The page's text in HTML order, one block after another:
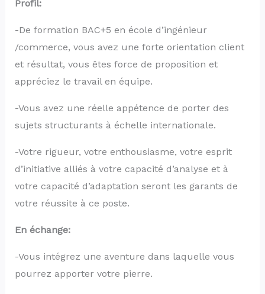
Profil:
-De formation BAC+5 en école d’ingénieur
/commerce, vous avez une forte orientation client
et résultat, vous êtes force de proposition et
appréciez le travail en équipe.
-Vous avez une réelle appétence de porter des
sujets structurants à échelle internationale.
-Votre rigueur, votre enthousiasme, votre esprit
d’initiative alliés à votre capacité d’analyse et à
votre capacité d’adaptation seront les garants de
votre réussite à ce poste.
En échange:
-Vous intégrez une aventure dans laquelle vous
pourrez apporter votre pierre.